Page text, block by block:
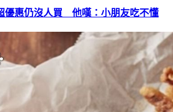
優惠仍沒人買 他嘆：小朋友吃不懂